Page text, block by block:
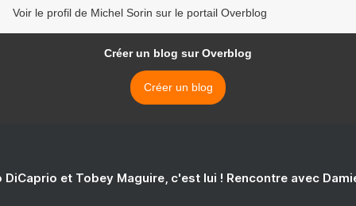
Voir le profil de Michel Sorin sur le portail Overblog
Créer un blog sur Overblog
Créer un blog
DiCaprio et Tobey Maguire, c'est lui ! Rencontre avec